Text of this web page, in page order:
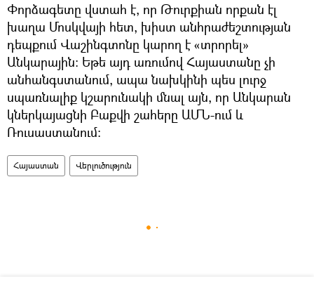
Փորձագետը վստահ է, որ Թուրքիան որքան էլ
խաղա Մոսկվայի հետ, խիստ անհրաժեշտության
դեպքում Վաշինգտոնը կարող է «տրորել»
Անկարային։ Եթե այդ առումով Հայաստանը չի
անհանգստանում, ապա նախկինի պես լուրջ
սպառնալիք կշարունակի մնալ այն, որ Անկարան
կներկայացնի Բաքվի շահերը ԱՄՆ-ում և
Ռուսաստանում։
Հայաստան Վերլուծություն